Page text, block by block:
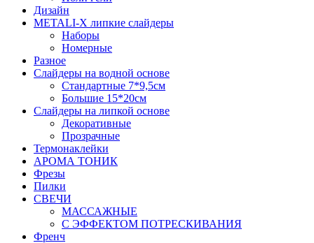
Дизайн
METALI-X липкие слайдеры
Наборы
Номерные
Разное
Слайдеры на водной основе
Стандартные 7*9,5см
Большие 15*20см
Слайдеры на липкой основе
Декоративные
Прозрачные
Термонаклейки
АРОМА ТОНИК
Фрезы
Пилки
СВЕЧИ
МАССАЖНЫЕ
С ЭФФЕКТОМ ПОТРЕСКИВАНИЯ
Френч